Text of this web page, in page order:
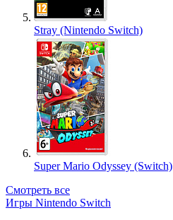
Stray (Nintendo Switch)
Super Mario Odyssey (Switch)
Смотреть все
Игры Nintendo Switch